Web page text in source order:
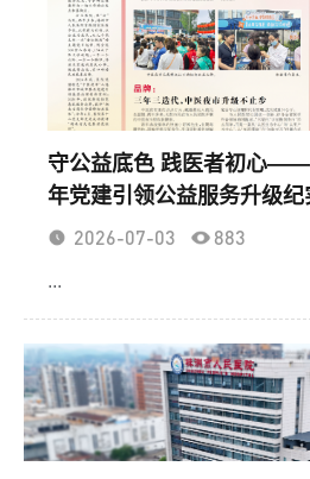
守公益底色 践医者初心
年党建引领公益服务升级纪
2026-07-03 883
...